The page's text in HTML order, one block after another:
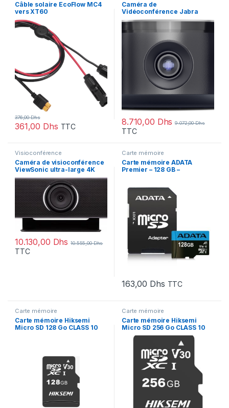
Câble solaire EcoFlow MC4
vers XT60
361,00 Dhs
376,00Dhs
TTC
Caméra de
Vidéoconférence Jabra
PanaCast Panoramic 4K
8.710,00 Dhs 9.072,00Dhs
TTC
Visioconférence
Caméra de visioconférence
ViewSonic ultra-large 4K
(VB-CAM-201)
10.130,00 Dhs 10.555,00Dhs
TTC
Carte mémoire
Carte mémoire ADATA
Premier – 128 GB –
163,00 Dhs TTC
Carte mémoire
Carte mémoire Hiksemi
Micro SD 128 Go CLASS 10
Carte mémoire
Carte mémoire Hiksemi
Micro SD 256 Go CLASS 10
V30 (HSM-TF-C1-STD-256G)